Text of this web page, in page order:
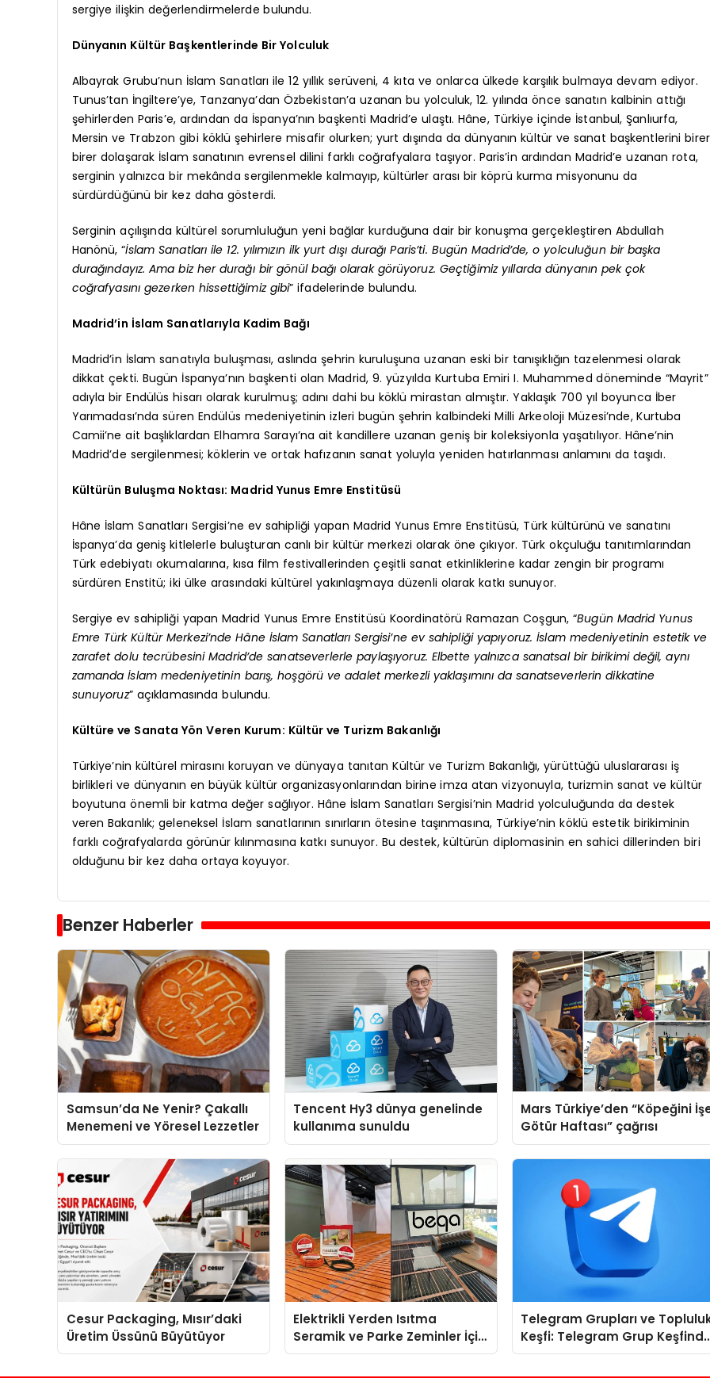
sergiye ilişkin değerlendirmelerde bulundu.
Dünyanın Kültür Başkentlerinde Bir Yolculuk
Albayrak Grubu’nun İslam Sanatları ile 12 yıllık serüveni, 4 kıta ve onlarca ülkede karşılık bulmaya devam ediyor.
Tunus’tan İngiltere’ye, Tanzanya’dan Özbekistan’a uzanan bu yolculuk, 12. yılında önce sanatın kalbinin attığı
şehirlerden Paris’e, ardından da İspanya’nın başkenti Madrid’e ulaştı. Hâne, Türkiye içinde İstanbul, Şanlıurfa,
Mersin ve Trabzon gibi köklü şehirlere misafir olurken; yurt dışında da dünyanın kültür ve sanat başkentlerini birer
birer dolaşarak İslam sanatının evrensel dilini farklı coğrafyalara taşıyor. Paris’in ardından Madrid’e uzanan rota,
serginin yalnızca bir mekânda sergilenmekle kalmayıp, kültürler arası bir köprü kurma misyonunu da
sürdürdüğünü bir kez daha gösterdi.
Serginin açılışında kültürel sorumluluğun yeni bağlar kurduğuna dair bir konuşma gerçekleştiren Abdullah
Hanönü, “İslam Sanatları ile 12. yılımızın ilk yurt dışı durağı Paris’ti. Bugün Madrid’de, o yolculuğun bir başka
durağındayız. Ama biz her durağı bir gönül bağı olarak görüyoruz. Geçtiğimiz yıllarda dünyanın pek çok
coğrafyasını gezerken hissettiğimiz gibi” ifadelerinde bulundu.
Madrid’in İslam Sanatlarıyla Kadim Bağı
Madrid’in İslam sanatıyla buluşması, aslında şehrin kuruluşuna uzanan eski bir tanışıklığın tazelenmesi olarak
dikkat çekti. Bugün İspanya’nın başkenti olan Madrid, 9. yüzyılda Kurtuba Emiri I. Muhammed döneminde “Mayrit”
adıyla bir Endülüs hisarı olarak kurulmuş; adını dahi bu köklü mirastan almıştır. Yaklaşık 700 yıl boyunca İber
Yarımadası’nda süren Endülüs medeniyetinin izleri bugün şehrin kalbindeki Milli Arkeoloji Müzesi’nde, Kurtuba
Camii’ne ait başlıklardan Elhamra Sarayı’na ait kandillere uzanan geniş bir koleksiyonla yaşatılıyor. Hâne’nin
Madrid’de sergilenmesi; köklerin ve ortak hafızanın sanat yoluyla yeniden hatırlanması anlamını da taşıdı.
Kültürün Buluşma Noktası: Madrid Yunus Emre Enstitüsü
Hâne İslam Sanatları Sergisi’ne ev sahipliği yapan Madrid Yunus Emre Enstitüsü, Türk kültürünü ve sanatını
İspanya’da geniş kitlelerle buluşturan canlı bir kültür merkezi olarak öne çıkıyor. Türk okçuluğu tanıtımlarından
Türk edebiyatı okumalarına, kısa film festivallerinden çeşitli sanat etkinliklerine kadar zengin bir programı
sürdüren Enstitü; iki ülke arasındaki kültürel yakınlaşmaya düzenli olarak katkı sunuyor.
Sergiye ev sahipliği yapan Madrid Yunus Emre Enstitüsü Koordinatörü Ramazan Coşgun, “Bugün Madrid Yunus
Emre Türk Kültür Merkezi’nde Hâne İslam Sanatları Sergisi’ne ev sahipliği yapıyoruz. İslam medeniyetinin estetik ve
zarafet dolu tecrübesini Madrid’de sanatseverlerle paylaşıyoruz. Elbette yalnızca sanatsal bir birikimi değil, aynı
zamanda İslam medeniyetinin barış, hoşgörü ve adalet merkezli yaklaşımını da sanatseverlerin dikkatine
sunuyoruz” açıklamasında bulundu.
Kültüre ve Sanata Yön Veren Kurum: Kültür ve Turizm Bakanlığı
Türkiye’nin kültürel mirasını koruyan ve dünyaya tanıtan Kültür ve Turizm Bakanlığı, yürüttüğü uluslararası iş
birlikleri ve dünyanın en büyük kültür organizasyonlarından birine imza atan vizyonuyla, turizmin sanat ve kültür
boyutuna önemli bir katma değer sağlıyor. Hâne İslam Sanatları Sergisi’nin Madrid yolculuğunda da destek
veren Bakanlık; geleneksel İslam sanatlarının sınırların ötesine taşınmasına, Türkiye’nin köklü estetik birikiminin
farklı coğrafyalarda görünür kılınmasına katkı sunuyor. Bu destek, kültürün diplomasinin en sahici dillerinden biri
olduğunu bir kez daha ortaya koyuyor.
Benzer Haberler
Samsun’da Ne Yenir? Çakallı
Menemeni ve Yöresel Lezzetler
Tencent Hy3 dünya genelinde
kullanıma sunuldu
Mars Türkiye’den “Köpeğini
Götür Haftası” çağrısı
Cesur Packaging, Mısır’daki
Üretim Üssünü Büyütüyor
Elektrikli Yerden Isıtma
Seramik ve Parke Zeminler İçin
En Verimli Çözümler
Telegram Grupları ve
Keşfi: Telegram Grup
Yeni Kullanıcılar İçin Kolaylık